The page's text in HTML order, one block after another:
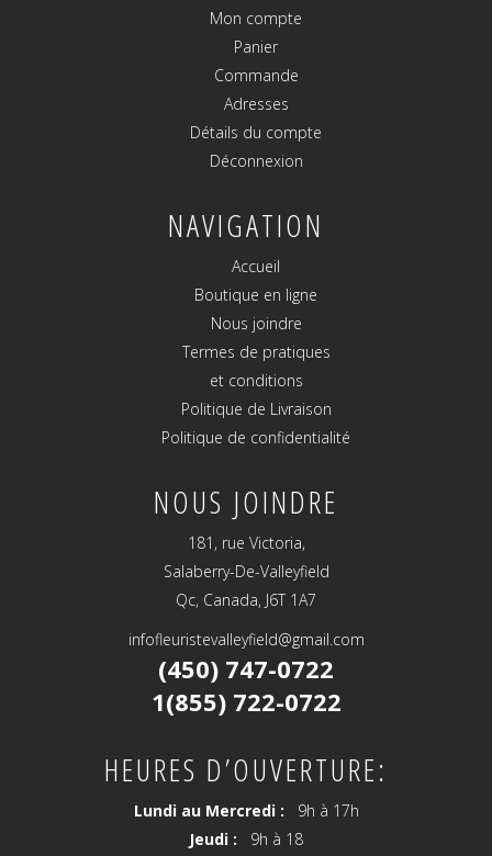
Mon compte
Panier
Commande
Adresses
Détails du compte
Déconnexion
NAVIGATION
Accueil
Boutique en ligne
Nous joindre
Termes de pratiques
et conditions
Politique de Livraison
Politique de confidentialité
NOUS JOINDRE
181, rue Victoria,
Salaberry-De-Valleyfield
Qc, Canada, J6T 1A7
infofleuristevalleyfield@gmail.com
(450) 747-0722
1(855) 722-0722
HEURES D’OUVERTURE:
Lundi au Mercredi :
9h à 17h
Jeudi :
9h à 18